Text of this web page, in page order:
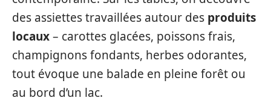
des assiettes travaillées autour des produits
locaux– carottes glacées, poissons frais,
champignons fondants, herbes odorantes,
tout évoque une balade en pleine forêt ou
au bord d’un lac.